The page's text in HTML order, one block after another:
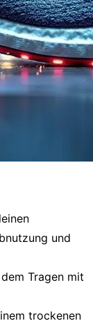
und
Tragen mit
trockenen